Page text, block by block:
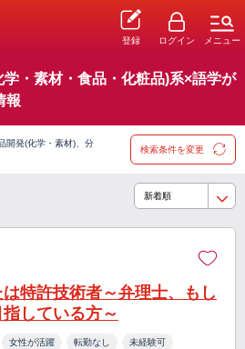
登録 ログイン メニュー
学・素材・食品・化粧品)系×語学が
報
開発(化学・素材)、分
検索条件を変更
は特許技術者～弁理士、もし
している方～
女性が活躍 転勤なし 未経験可